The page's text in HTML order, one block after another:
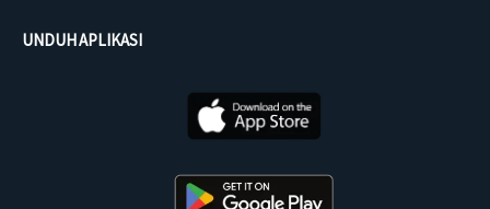
UNDUH APLIKASI